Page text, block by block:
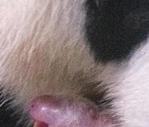
' 무더위, 열대야 계속[다음주
쇄신의 기회로 삼겠다"
"실망과 걱정 안겨드려 죄송"
대 150㎜ 비
나스닥 1.3%↑